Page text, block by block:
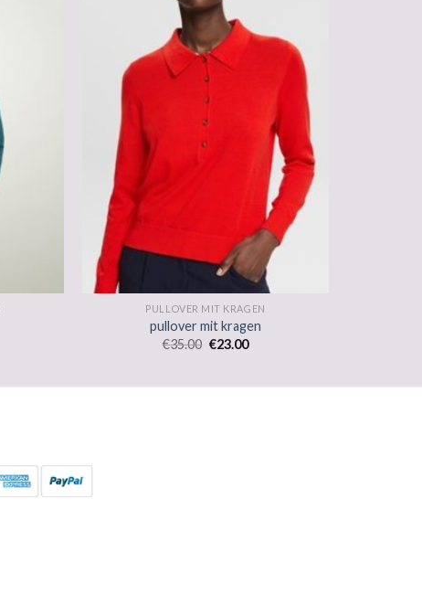
PULLOVER MIT KRAGEN
pullover mit kragen
€35.00 €23.00